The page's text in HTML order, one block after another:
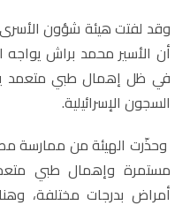
وقد لفتت هيئة شؤون الأسرى
أن الأسير محمد براش يواجه
في ظل إهمال طبي متعمد
السجون الإسرائيلية.
وحذّرت الهيئة من ممارسة
أمراض بدرجات مختلفة،